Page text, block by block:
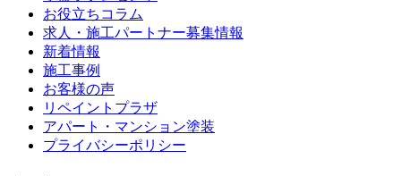
お役立ちコラム
求人・施工パートナー募集情報
新着情報
施工事例
お客様の声
リペイントプラザ
アパート・マンション塗装
プライバシーポリシー